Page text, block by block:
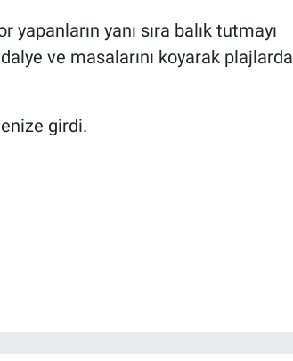
yanı sıra balık tutmayı
ve masalarını koyarak plajlarda
girdi.